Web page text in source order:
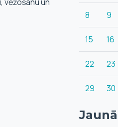
8 9
15 16
22 23
29 30